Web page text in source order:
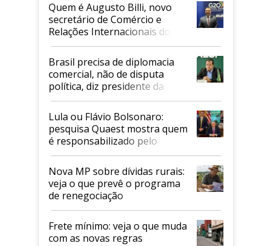
Quem é Augusto Billi, novo
secretário de Comércio e
Relações Internacionais do
Mapa
Brasil precisa de diplomacia
comercial, não de disputa
política, diz presidente da
Faesp
Lula ou Flávio Bolsonaro:
pesquisa Quaest mostra quem
é responsabilizado pelo
tarifaço dos EUA
Nova MP sobre dívidas rurais:
veja o que prevê o programa
de renegociação
Frete mínimo: veja o que muda
com as novas regras